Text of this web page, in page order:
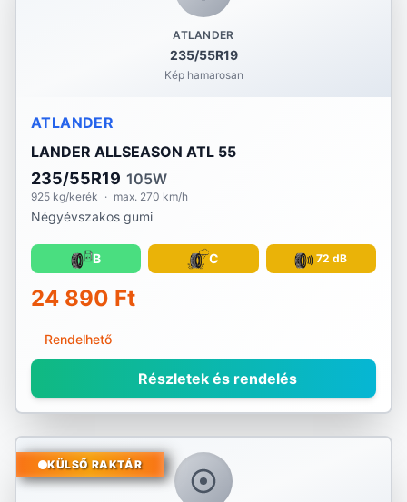
ATLANDER
235/55R19
Kép hamarosan
ATLANDER
LANDER ALLSEASON ATL 55
235/55R19 105W
925 kg/kerék · max. 270 km/h
Négyévszakos gumi
B C 72 dB
24 890 Ft
Rendelhető
Részletek és rendelés
KÜLSŐ RAKTÁR